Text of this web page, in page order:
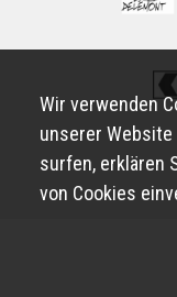
Wir verwenden
unserer
surfen, erklären
von Cookies